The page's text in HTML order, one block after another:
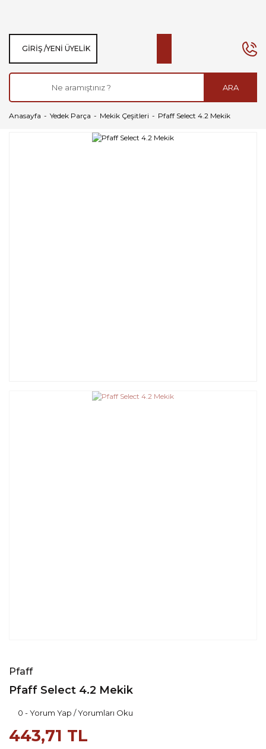
ARA
GIRIŞ /YENI ÜYELIK
Anasayfa Yedek Parça Mekik Çeşitleri Pfaff Select 4.2 Mekik
Pfaff
Pfaff Select 4.2 Mekik
0 - Yorum Yap / Yorumları Oku
443,71 TL